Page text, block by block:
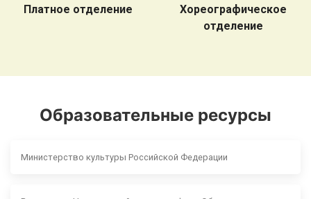
Платное отделение
Хореографическое
отделение
Образовательные ресурсы
Министерство культуры Российской Федерации